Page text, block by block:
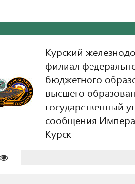
Курский
филиал
бюджетного
высшего
государственный
сообщения
Курск